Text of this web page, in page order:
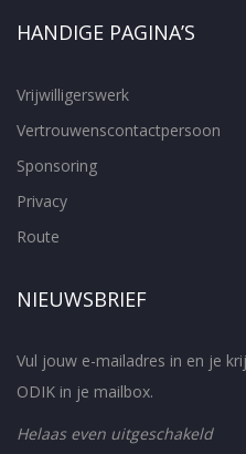
HANDIGE PAGINA’S
Vrijwilligerswerk
Vertrouwenscontactpersoon
Sponsoring
Privacy
Route
NIEUWSBRIEF
Vul jouw e-mailadres in en je
ODIK in je mailbox.
Helaas even uitgeschakeld